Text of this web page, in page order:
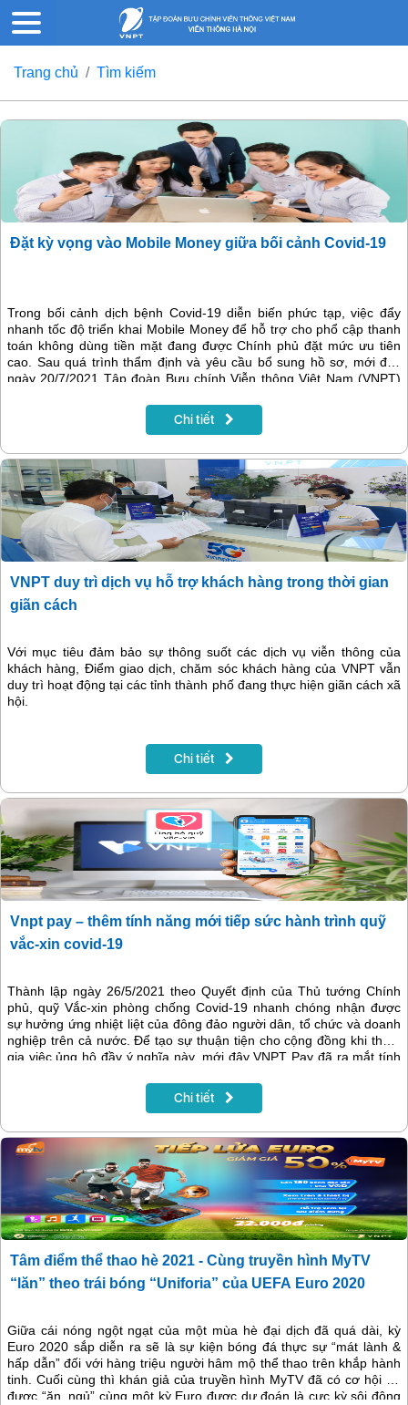
Trang chủ Tìm kiếm
Đặt kỳ vọng vào Mobile Money giữa bối cảnh Covid-19
Trong bối cảnh dịch bệnh Covid-19 diễn biến phức tạp, việc đẩy
nhanh tốc độ triển khai Mobile Money để hỗ trợ cho phổ cập thanh
toán không dùng tiền mặt đang được Chính phủ đặt mức ưu tiên
cao. Sau quá trình thẩm định và yêu cầu bổ sung hồ sơ, mới đây
ngày 20/7/2021 Tập đoàn Bưu chính Viễn thông Việt Nam (VNPT)
năng. Việc sớm đưa Mobile Money vào đời sống đang được kỳ
vọng là giải pháp tích cực giúp thích ứng với tình hình dịch bệnh
Chi tiết
VNPT duy trì dịch vụ hỗ trợ khách hàng trong thời gian
giãn cách
Với mục tiêu đảm bảo sự thông suốt các dịch vụ viễn thông của
khách hàng, Điểm giao dịch, chăm sóc khách hàng của VNPT vẫn
duy trì hoạt động tại các tỉnh thành phố đang thực hiện giãn cách xã
hội.
Chi tiết
Vnpt pay – thêm tính năng mới tiếp sức hành trình quỹ
vắc-xin covid-19
Thành lập ngày 26/5/2021 theo Quyết định của Thủ tướng Chính
phủ, quỹ Vắc-xin phòng chống Covid-19 nhanh chóng nhận được
sự hưởng ứng nhiệt liệt của đông đảo người dân, tổ chức và doanh
nghiệp trên cả nước. Để tạo sự thuận tiện cho cộng đồng khi tham
gia việc ủng hộ đầy ý nghĩa này, mới đây VNPT Pay đã ra mắt tính
xin phòng chống Covid-19 cực kỳ nhanh chóng, thuận tiện mà
không cần nhập số tài khoản nhận.
Chi tiết
Tâm điểm thể thao hè 2021 - Cùng truyền hình MyTV
“lăn” theo trái bóng “Uniforia” của UEFA Euro 2020
Giữa cái nóng ngột ngạt của một mùa hè đại dịch đã quá dài, kỳ
Euro 2020 sắp diễn ra sẽ là sự kiện bóng đá thực sự “mát lành &
hấp dẫn” đối với hàng triệu người hâm mộ thể thao trên khắp hành
tinh. Cuối cùng thì khán giả của truyền hình MyTV đã có cơ hội để
được “ăn, ngủ” cùng một kỳ Euro được dự đoán là cực kỳ sôi động